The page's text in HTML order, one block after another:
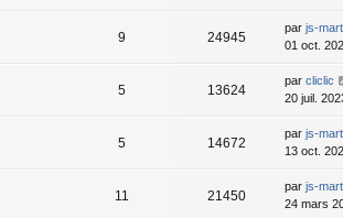
9 24945
par js-
01 oct.
5 13624
par cliclic
20 juil.
5 14672
par js-
13 oct.
11 21450
par js-
24 mars